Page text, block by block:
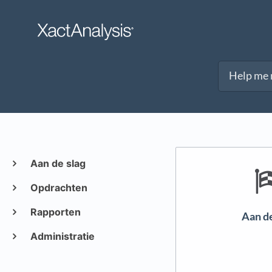
Aan de slag
Opdrachten
Rapporten
Administratie
Aan